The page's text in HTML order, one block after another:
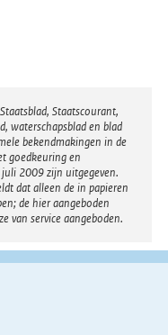
Staatscourant,
waterschapsblad en blad
bekendmakingen in de
goedkeuring en
2009 zijn uitgegeven.
dat alleen de in papieren
de hier aangeboden
van service aangeboden.